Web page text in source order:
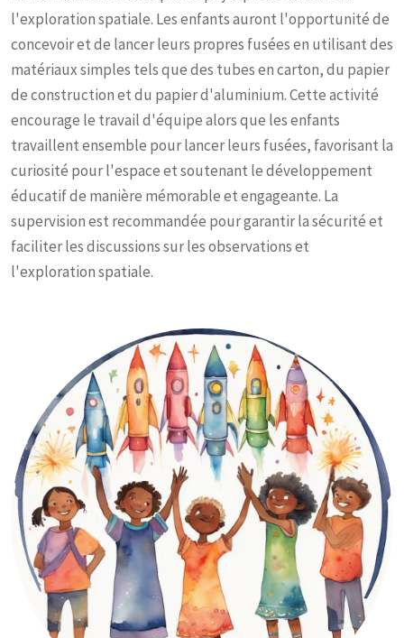
l'exploration spatiale. Les enfants auront l'opportunité de
concevoir et de lancer leurs propres fusées en utilisant des
matériaux simples tels que des tubes en carton, du papier
de construction et du papier d'aluminium. Cette activité
encourage le travail d'équipe alors que les enfants
travaillent ensemble pour lancer leurs fusées, favorisant la
curiosité pour l'espace et soutenant le développement
éducatif de manière mémorable et engageante. La
supervision est recommandée pour garantir la sécurité et
faciliter les discussions sur les observations et
l'exploration spatiale.